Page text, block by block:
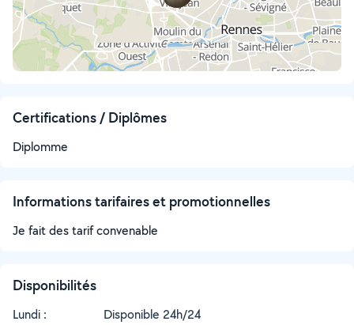
Certifications / Diplômes
Diplomme
Informations tarifaires et promotionnelles
Je fait des tarif convenable
Disponibilités
Lundi :
Disponible 24h/24